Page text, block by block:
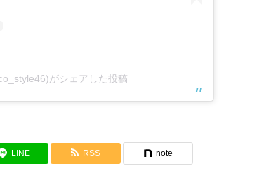
がシェアした投稿
LINE RSS note